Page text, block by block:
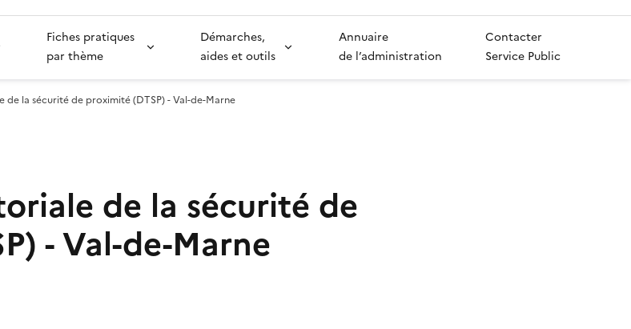
Fiches pratiques
par thème
Démarches,
aides et outils
Annuaire
de l’administration
Contacter
Service Public
la sécurité de proximité (DTSP) - Val-de-Marne
de la sécurité de
- Val-de-Marne